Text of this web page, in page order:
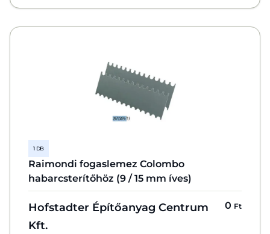
1 DB
Raimondi fogaslemez Colombo
habarcsterítőhöz (9 / 15 mm íves)
Hofstadter Építőanyag Centrum
Kft.
0 Ft